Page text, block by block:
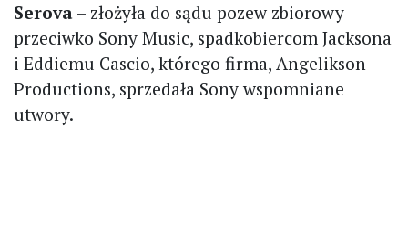
Serova – złożyła do sądu pozew zbiorowy
przeciwko Sony Music, spadkobiercom Jacksona
i Eddiemu Cascio, którego firma, Angelikson
Productions, sprzedała Sony wspomniane
utwory.